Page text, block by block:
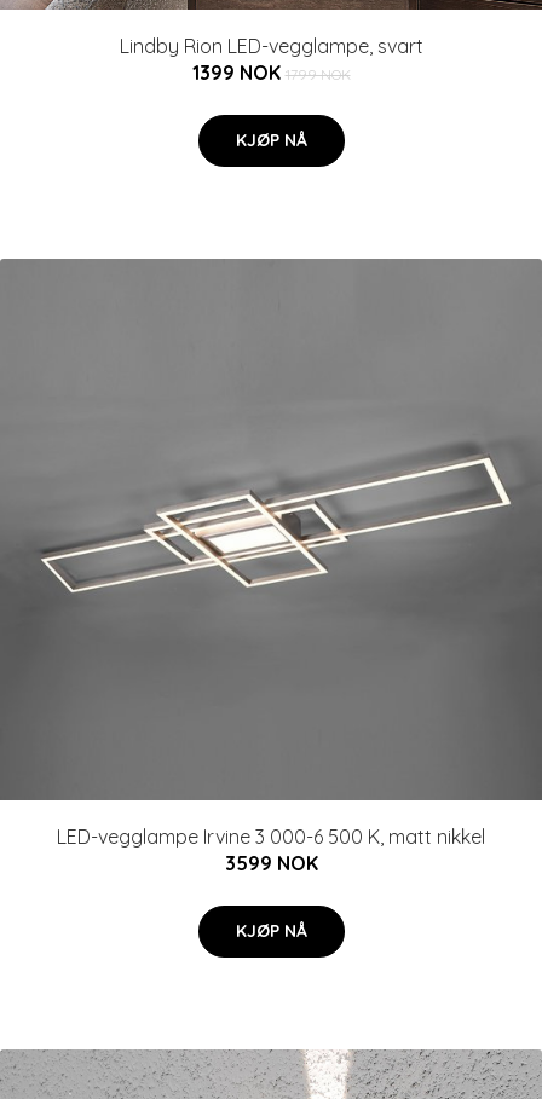
Lindby Rion LED-vegglampe, svart
1399 NOK 1799 NOK
KJØP NÅ
LED-vegglampe Irvine 3 000-6 500 K, matt nikkel
3599 NOK
KJØP NÅ